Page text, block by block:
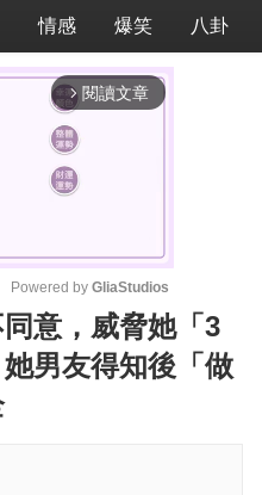
情感 爆笑 八卦
arrow_forward_ios 閱讀文章
M
u
Powered by GliaStudios
意，威脅她「3
男友得知後「做